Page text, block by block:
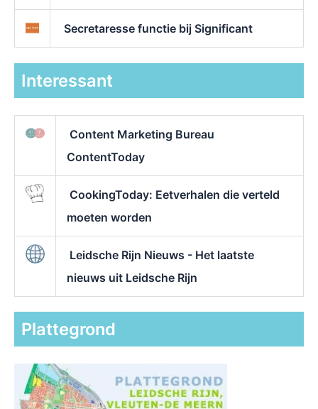
Secretaresse functie bij Significant
Interessant
Content Marketing Bureau
ContentToday
CookingToday: Eetverhalen die verteld
moeten worden
Leidsche Rijn Nieuws - Het laatste
nieuws uit Leidsche Rijn
Plattegrond